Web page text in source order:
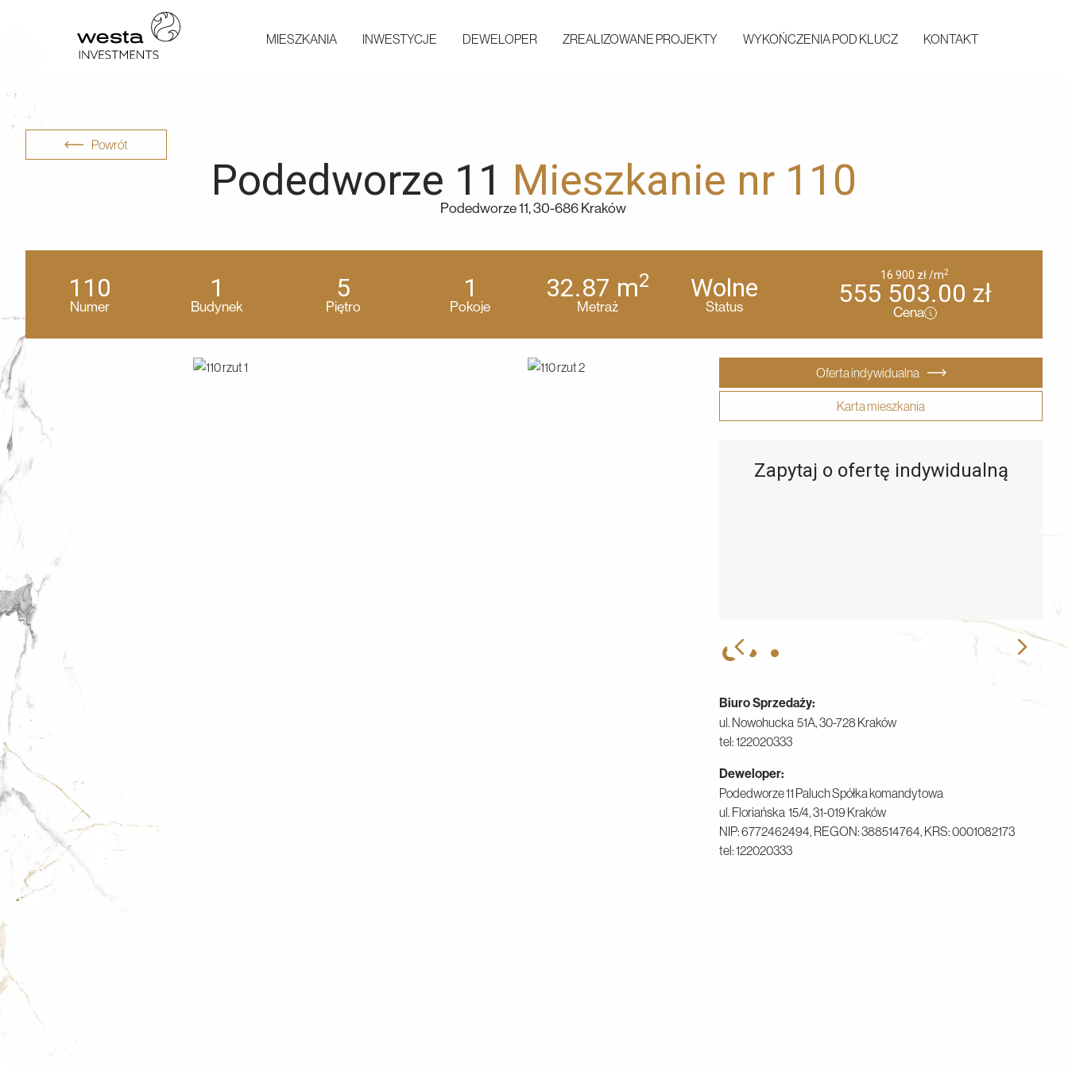
MIESZKANIA INWESTYCJE DEWELOPER ZREALIZOWANE PROJEKTY WYKOŃCZENIA POD KLUCZ KONTAKT
Powrót
Podedworze 11 Mieszkanie nr 110
Podedworze 11, 30-686 Kraków
Numer
110
Budynek
1
Piętro
5
Pokoje
1
Metraż
32.87 m2
Status
Wolne
Cena
16 900 zł/m2
555 503.00 zł
Oferta indywidualna
Karta mieszkania
Zapytaj o ofertę indywidualną
Biuro Sprzedaży:
ul. Nowohucka 51A,30-728 Kraków
tel: 122020333
Deweloper:
Podedworze 11 Paluch Spółka komandytowa
ul. Floriańska 15/4,31-019 Kraków
NIP: 6772462494, REGON: 388514764, KRS: 0001082173
tel: 122020333